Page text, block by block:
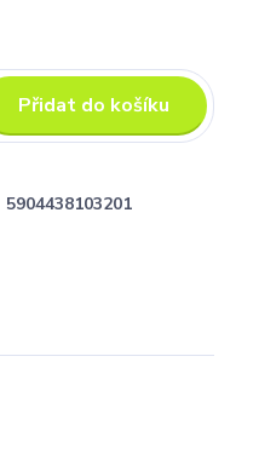
Přidat do košíku
5904438103201